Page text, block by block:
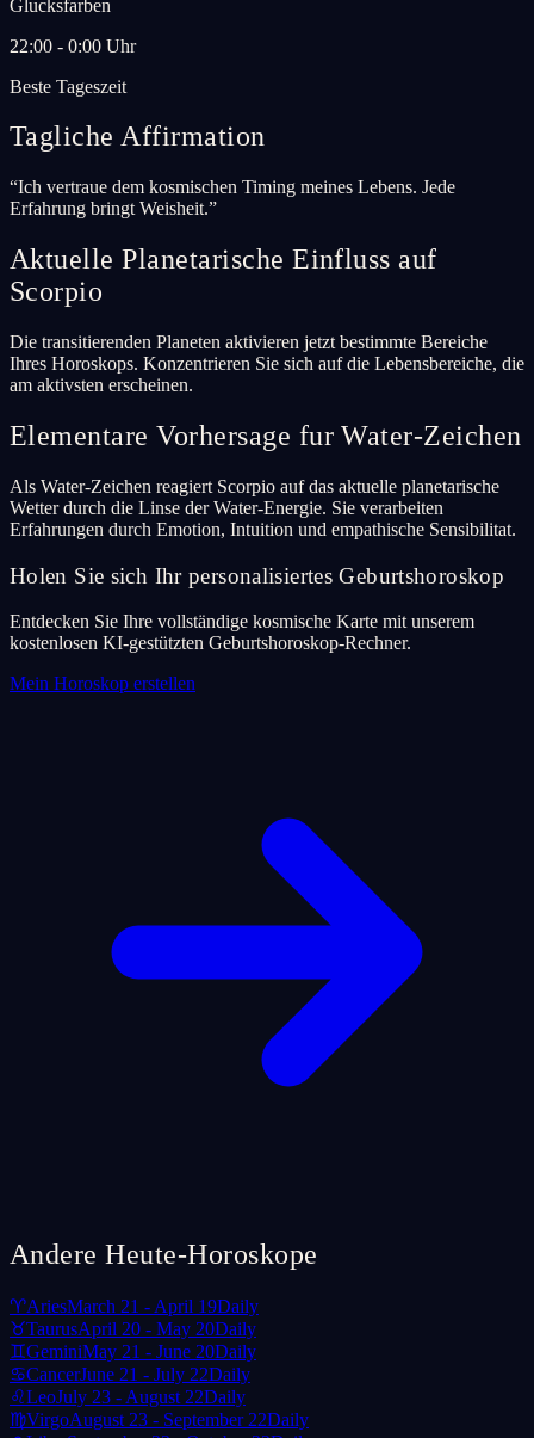
Glucksfarben
22:00 - 0:00 Uhr
Beste Tageszeit
Tagliche Affirmation
“Ich vertraue dem kosmischen Timing meines Lebens. Jede
Erfahrung bringt Weisheit.”
Aktuelle Planetarische Einfluss auf
Scorpio
Die transitierenden Planeten aktivieren jetzt bestimmte Bereiche
Ihres Horoskops. Konzentrieren Sie sich auf die Lebensbereiche, die
am aktivsten erscheinen.
Elementare Vorhersage fur Water-Zeichen
Als Water-Zeichen reagiert Scorpio auf das aktuelle planetarische
Wetter durch die Linse der Water-Energie. Sie verarbeiten
Erfahrungen durch Emotion, Intuition und empathische Sensibilitat.
Holen Sie sich Ihr personalisiertes Geburtshoroskop
Entdecken Sie Ihre vollständige kosmische Karte mit unserem
kostenlosen KI-gestützten Geburtshoroskop-Rechner.
Mein Horoskop erstellen
Andere Heute-Horoskope
♈AriesMarch 21 - April 19Daily
♉TaurusApril 20 - May 20Daily
♊GeminiMay 21 - June 20Daily
♋CancerJune 21 - July 22Daily
♌LeoJuly 23 - August 22Daily
♍VirgoAugust 23 - September 22Daily